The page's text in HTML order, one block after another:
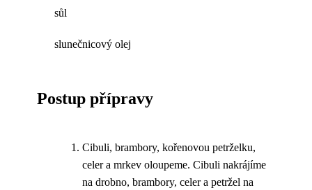
sůl
slunečnicový olej
Postup přípravy
Cibuli, brambory, kořenovou petrželku,
celer a mrkev oloupeme. Cibuli nakrájíme
na drobno, brambory, celer a petržel na